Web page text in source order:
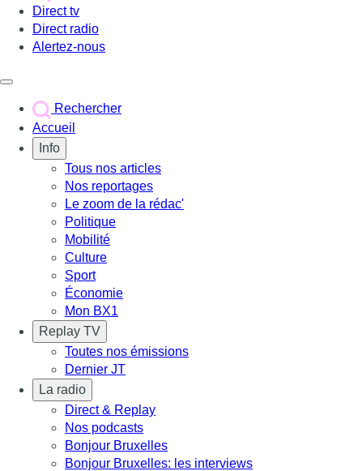
Direct tv
Direct radio
Alertez-nous
Rechercher
Accueil
Info
Tous nos articles
Nos reportages
Le zoom de la rédac'
Politique
Mobilité
Culture
Sport
Économie
Mon BX1
Replay TV
Toutes nos émissions
Dernier JT
La radio
Direct & Replay
Nos podcasts
Bonjour Bruxelles
Bonjour Bruxelles: les interviews